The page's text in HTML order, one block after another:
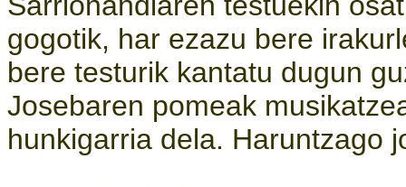
gogotik, har ezazu bere
bere testurik kantatu dugun
Josebaren pomeak
hunkigarria dela. Haruntzago